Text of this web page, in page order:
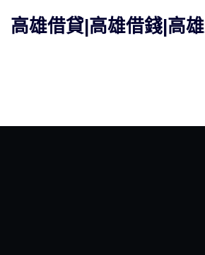
高雄借貸|高雄借錢|高